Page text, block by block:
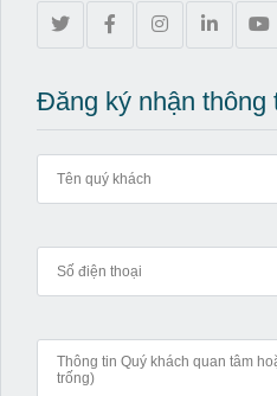
Đăng ký nhận thông